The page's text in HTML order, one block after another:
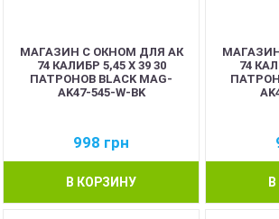
МАГАЗИН С ОКНОМ ДЛЯ АК
74 КАЛИБР 5,45 Х 39 30
ПАТРОНОВ BLACK MAG-
AK47-545-W-BK
998 грн
В КОРЗИНУ
74